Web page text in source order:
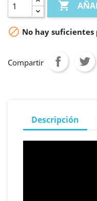

 No hay
Compartir
Descripción